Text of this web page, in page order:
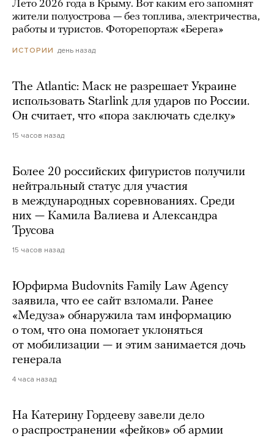
Лето 2026 года в Крыму. Вот каким его запомнят
жители полуострова — без топлива, электричества,
работы и туристов. Фоторепортаж «Берега»
ИСТОРИИ день назад
The Atlantic: Маск не разрешает Украине
использовать Starlink для ударов по России.
Он считает, что «пора заключать сделку»
15 часов назад
Более 20 российских фигуристов получили
нейтральный статус для участия
в международных соревнованиях. Среди
них — Камила Валиева и Александра
Трусова
15 часов назад
Юрфирма Budovnits Family Law Agency
заявила, что ее сайт взломали. Ранее
«Медуза» обнаружила там информацию
о том, что она помогает уклоняться
от мобилизации — и этим занимается дочь
генерала
4 часа назад
На Катерину Гордееву завели дело
о распространении «фейков» об армии